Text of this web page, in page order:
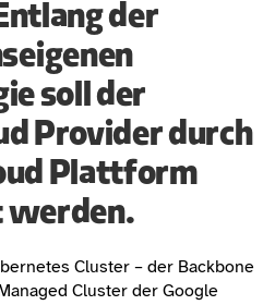
der
soll der
Provider durch
Plattform
werden.
Cluster – der Backbone
Cluster der Google